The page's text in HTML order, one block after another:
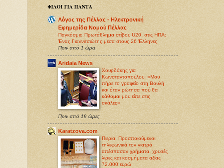
ΦΙΛΟΙ ΓΙΑ ΠΑΝΤΑ
Λόγος της Πέλλας - Ηλεκτρονική
Εφημερίδα Νομού Πέλλας
Παγκόσμιο Πρωτάθλημα στίβου U20, στις ΗΠΑ:
Ένας Γιαννιτσιώτης μέσα στους 26 Έλληνες
Πριν από 1 ώρα
Aridaia News
Χουρδάκης για
Κωνσταντοπούλου: «Μου
πήρε το γραφείο στη Βουλή
και όταν ρώτησα πού θα
κάθομαι μου είπε στις
σκάλες»
Πριν από 19 ώρες
Karatzova.com
Πιερία: Προσποιούμενοι
τηλεφωνικά τον γιατρό
απέσπασαν χρήματα, χρυσές
λίρες και κοσμήματα αξίας
72.000 ευρώ